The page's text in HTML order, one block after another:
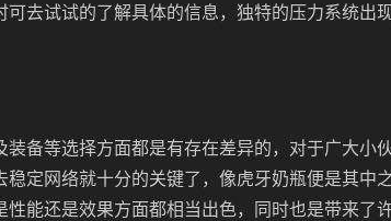
可去试试的了解具体的信息，独特的压力系统出
装备等选择方面都是有存在差异的，对于广大小
稳定网络就十分的关键了，像虎牙奶瓶便是其中
能还是效果方面都相当出色，同时也是带来了